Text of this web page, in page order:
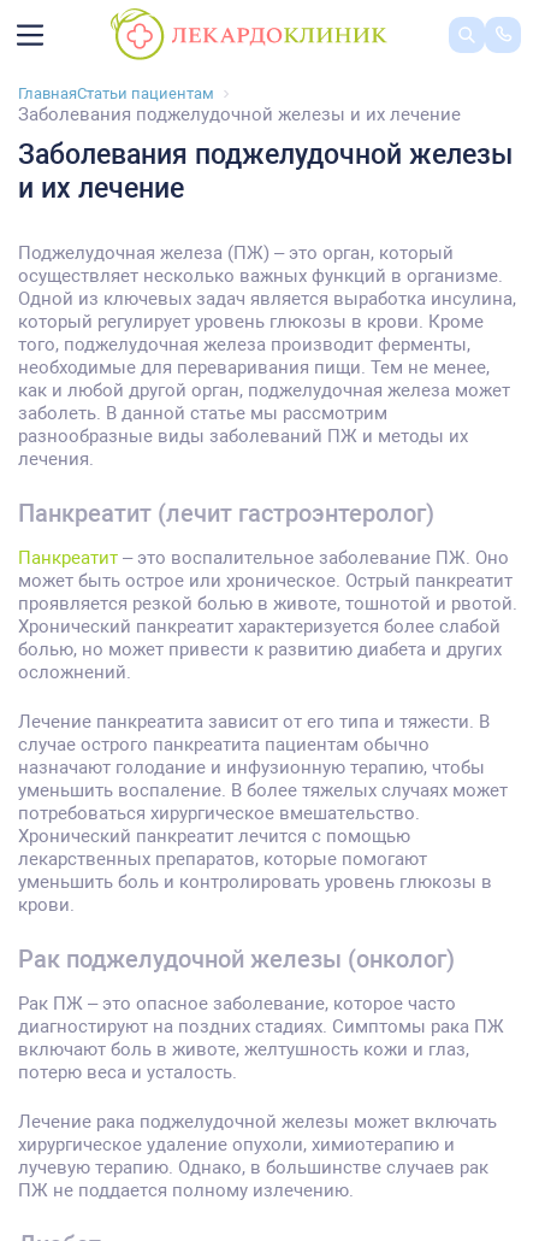
ГлавнаяСтатьи пациентам
Заболевания поджелудочной железы и их лечение
Заболевания поджелудочной железы
и их лечение
Поджелудочная железа (ПЖ) – это орган, который
осуществляет несколько важных функций в организме.
Одной из ключевых задач является выработка инсулина,
который регулирует уровень глюкозы в крови. Кроме
того, поджелудочная железа производит ферменты,
необходимые для переваривания пищи. Тем не менее,
как и любой другой орган, поджелудочная железа может
заболеть. В данной статье мы рассмотрим
разнообразные виды заболеваний ПЖ и методы их
лечения.
Панкреатит (лечит гастроэнтеролог)
Панкреатит – это воспалительное заболевание ПЖ. Оно
может быть острое или хроническое. Острый панкреатит
проявляется резкой болью в животе, тошнотой и рвотой.
Хронический панкреатит характеризуется более слабой
болью, но может привести к развитию диабета и других
осложнений.
Лечение панкреатита зависит от его типа и тяжести. В
случае острого панкреатита пациентам обычно
назначают голодание и инфузионную терапию, чтобы
уменьшить воспаление. В более тяжелых случаях может
потребоваться хирургическое вмешательство.
Хронический панкреатит лечится с помощью
лекарственных препаратов, которые помогают
уменьшить боль и контролировать уровень глюкозы в
крови.
Рак поджелудочной железы (онколог)
Рак ПЖ – это опасное заболевание, которое часто
диагностируют на поздних стадиях. Симптомы рака ПЖ
включают боль в животе, желтушность кожи и глаз,
потерю веса и усталость.
Лечение рака поджелудочной железы может включать
хирургическое удаление опухоли, химиотерапию и
лучевую терапию. Однако, в большинстве случаев рак
ПЖ не поддается полному излечению.